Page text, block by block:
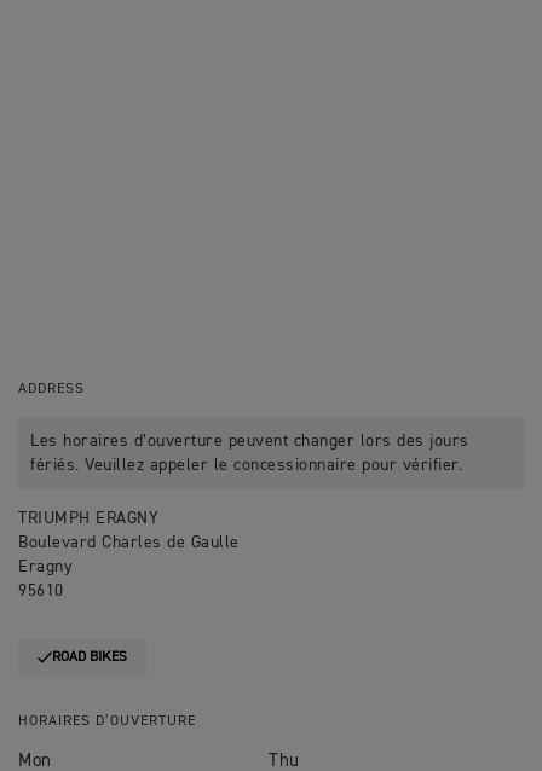
ADDRESS
Les horaires d’ouverture peuvent changer lors des jours
fériés. Veuillez appeler le concessionnaire pour vérifier.
TRIUMPH ERAGNY
Boulevard Charles de Gaulle
Eragny
95610
ROAD BIKES
HORAIRES D’OUVERTURE
Mon Thu